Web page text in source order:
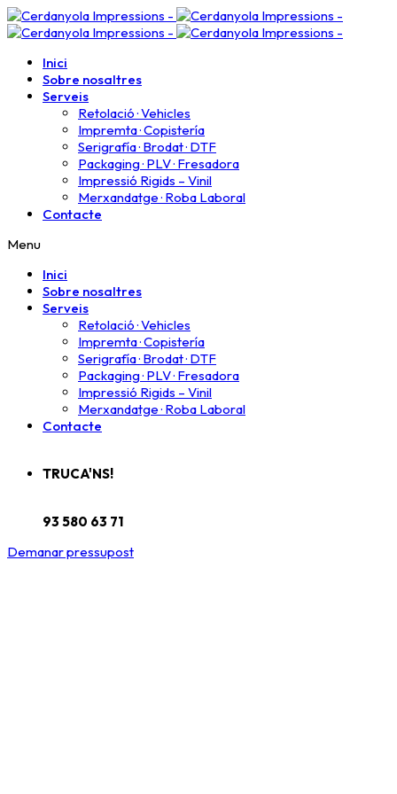
Inici
Sobre nosaltres
Serveis
Retolació · Vehicles
Impremta · Copistería​
Serigrafía · Brodat · DTF
Packaging · PLV · Fresadora
Impressió Rigids – Vinil
Merxandatge · Roba Laboral
Contacte
Menu
Inici
Sobre nosaltres
Serveis
Retolació · Vehicles
Impremta · Copistería​
Serigrafía · Brodat · DTF
Packaging · PLV · Fresadora
Impressió Rigids – Vinil
Merxandatge · Roba Laboral
Contacte
TRUCA'NS!
93 580 63 71
Demanar pressupost